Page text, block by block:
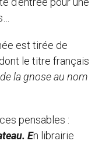
est tirée de
le titre français
la gnose au nom
pensables :
En librairie